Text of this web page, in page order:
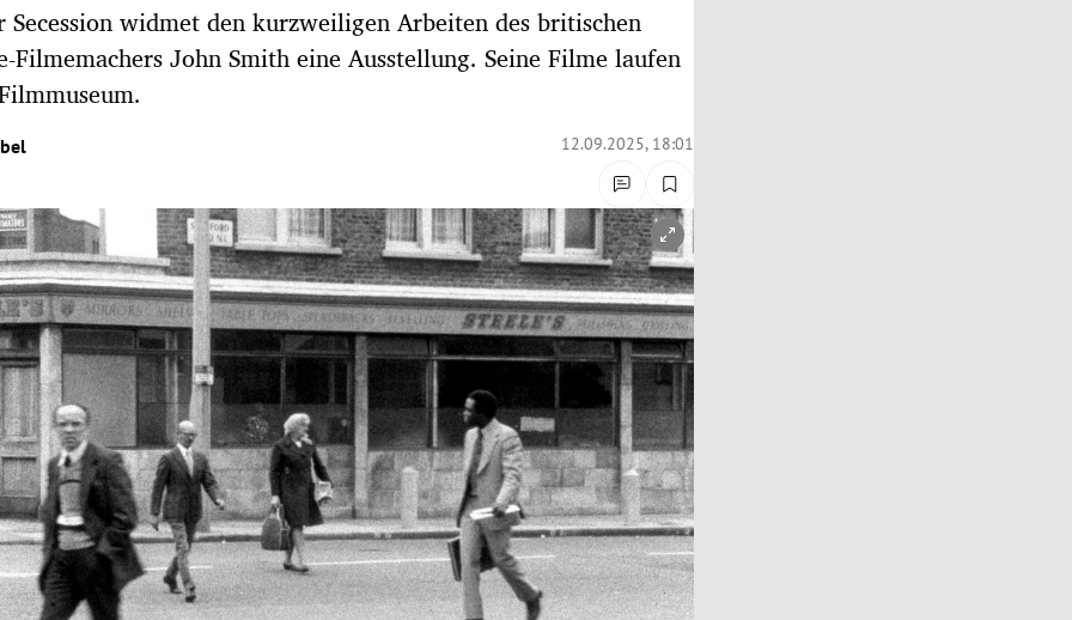
Secession widmet den kurzweiligen Arbeiten des britischen
Filmemachers John Smith eine Ausstellung. Seine Filme laufen
12.09.2025, 18:01
öffnen/schließen